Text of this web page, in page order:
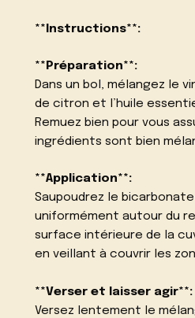
**Instructions**:
**Préparation**:
Dans un bol, mélangez le
de citron et l’huile
Remuez bien pour vous
ingrédients sont bien
**Application**:
Saupoudrez le
uniformément autour du
surface intérieure de la
en veillant à couvrir les
**Verser et laisser agir**:
Versez lentement le